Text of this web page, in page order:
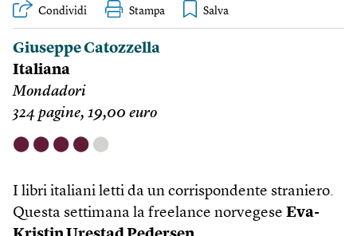
Condividi Stampa
Giuseppe Catozzella
Italiana
Mondadori
324 pagine, 19,00 euro
⬤ ⬤ ⬤ ⬤ ⬤
I libri italiani letti da un corrispondente straniero.
Questa settimana la freelance norvegese Eva-